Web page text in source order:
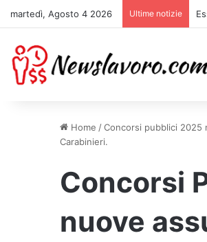
martedì, Agosto 4 2026 Ultime notizie
Home /Concorsi pubblici 2025
Carabinieri.
Concorsi
nuove